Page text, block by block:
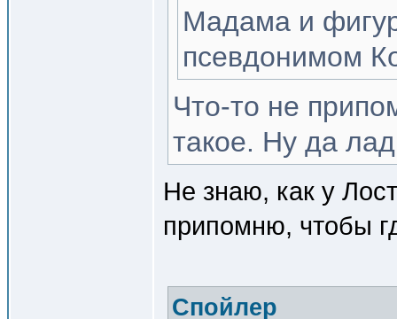
Мадама и
псевдонимом
Что-то не
такое. Ну да
Не знаю, как у
припомню, чтобы
Спойлер